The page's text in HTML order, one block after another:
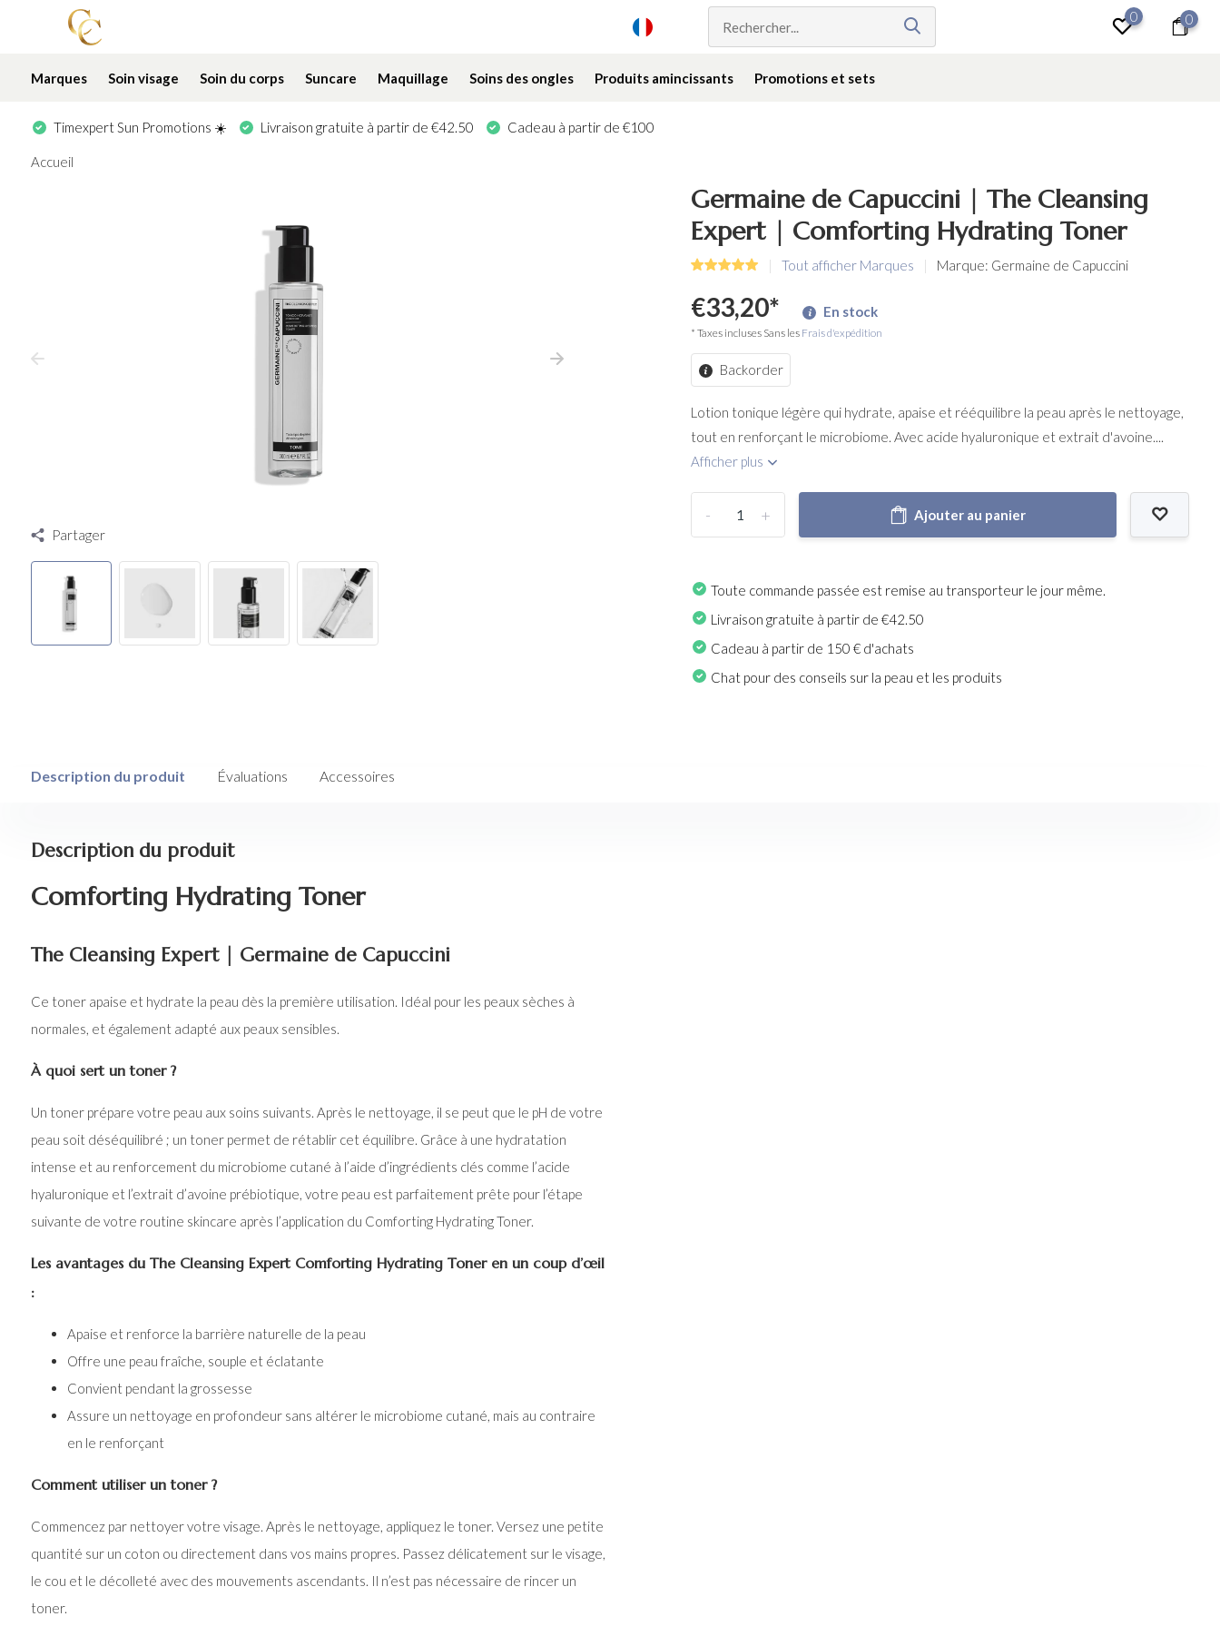
0 0
Marques Soin visage Soin du corps Suncare Maquillage Soins des ongles Produits amincissants Promotions et sets
Timexpert Sun Promotions ☀️ Livraison gratuite à partir de €42.50 Cadeau à partir de €100
Accueil
Partager
Germaine de Capuccini | The Cleansing
Expert | Comforting Hydrating Toner
Tout afficher Marques Marque: Germaine de Capuccini
€33,20* En stock
* Taxes incluses Sans les Frais d'expédition
Backorder
Lotion tonique légère qui hydrate, apaise et rééquilibre la peau après le nettoyage,
tout en renforçant le microbiome. Avec acide hyaluronique et extrait d'avoine....
Afficher plus
+
- Ajouter au panier
Toute commande passée est remise au transporteur le jour même.
Livraison gratuite à partir de €42.50
Cadeau à partir de 150 € d'achats
Chat pour des conseils sur la peau et les produits
Description du produit Évaluations Accessoires
Description du produit
Comforting Hydrating Toner
The Cleansing Expert | Germaine de Capuccini
Ce toner apaise et hydrate la peau dès la première utilisation. Idéal pour les peaux sèches à
normales, et également adapté aux peaux sensibles.
À quoi sert un toner ?
Un toner prépare votre peau aux soins suivants. Après le nettoyage, il se peut que le pH de votre
peau soit déséquilibré ; un toner permet de rétablir cet équilibre. Grâce à une hydratation
intense et au renforcement du microbiome cutané à l’aide d’ingrédients clés comme l’acide
hyaluronique et l’extrait d’avoine prébiotique, votre peau est parfaitement prête pour l’étape
suivante de votre routine skincare après l’application du Comforting Hydrating Toner.
Les avantages du The Cleansing Expert Comforting Hydrating Toner en un coup d’œil
:
Apaise et renforce la barrière naturelle de la peau
Offre une peau fraîche, souple et éclatante
Convient pendant la grossesse
Assure un nettoyage en profondeur sans altérer le microbiome cutané, mais au contraire
en le renforçant
Comment utiliser un toner ?
Commencez par nettoyer votre visage. Après le nettoyage, appliquez le toner. Versez une petite
quantité sur un coton ou directement dans vos mains propres. Passez délicatement sur le visage,
le cou et le décolleté avec des mouvements ascendants. Il n’est pas nécessaire de rincer un
toner.